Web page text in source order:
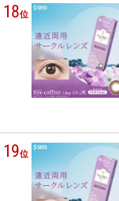
18位
19位